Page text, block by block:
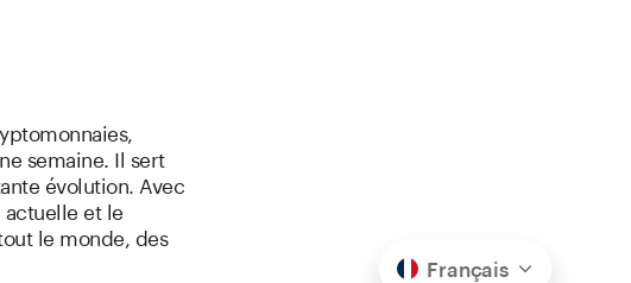
semaine. Il sert
évolution. Avec
et le
le monde, des
Français